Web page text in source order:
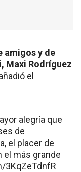
amigos y de
Maxi Rodríguez
el
alegría que
de
el placer de
más grande
3KqZeTdnfR